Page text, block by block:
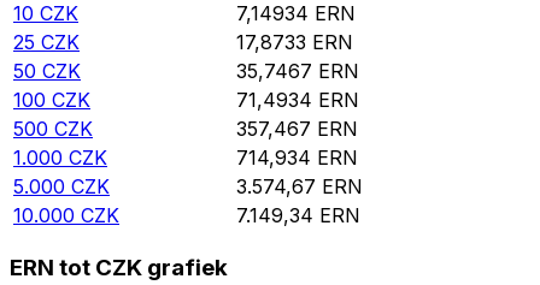
10 CZK 7,14934 ERN
25 CZK 17,8733 ERN
50 CZK 35,7467 ERN
100 CZK 71,4934 ERN
500 CZK 357,467 ERN
1.000 CZK 714,934 ERN
5.000 CZK 3.574,67 ERN
10.000 CZK 7.149,34 ERN
ERN tot CZK grafiek